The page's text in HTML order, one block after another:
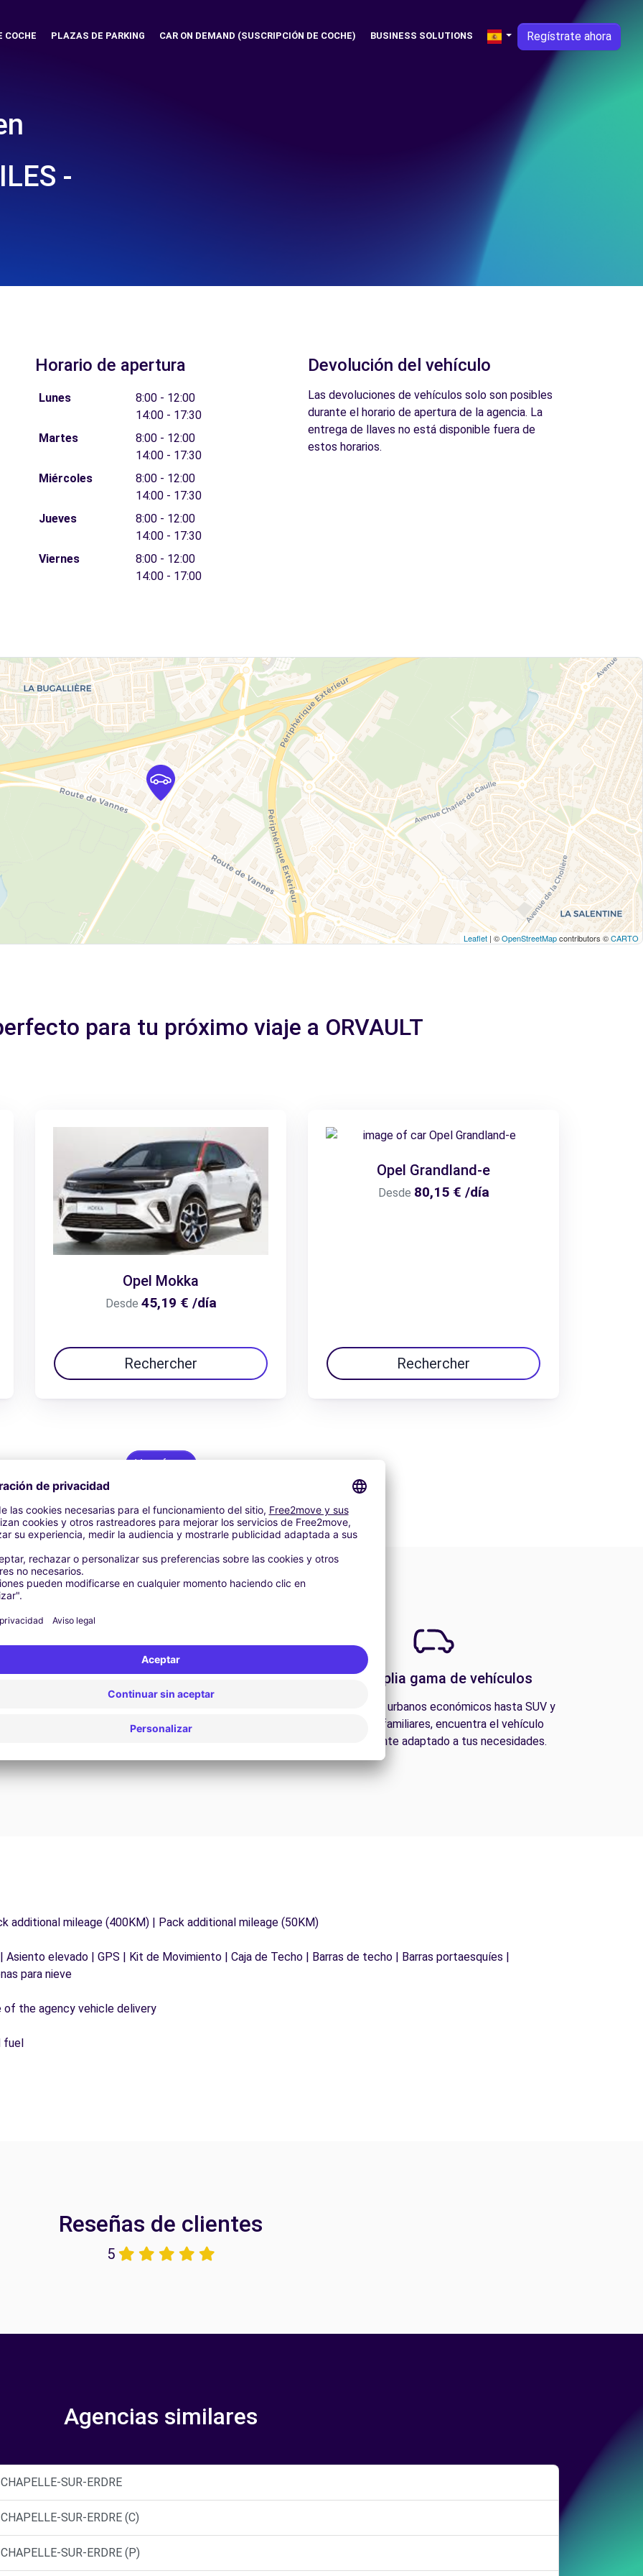
COCHE PLAZAS DE PARKING CAR ON DEMAND (SUSCRIPCIÓN DE COCHE) BUSINESS SOLUTIONS Regístrate ahora
-
Horario de apertura
Lunes
8:00 - 12:00
14:00 - 17:30
Martes
8:00 - 12:00
14:00 - 17:30
Miércoles
8:00 - 12:00
14:00 - 17:30
Jueves
8:00 - 12:00
14:00 - 17:30
Viernes
8:00 - 12:00
14:00 - 17:00
Devolución del vehículo
Las devoluciones de vehículos solo son posibles
durante el horario de apertura de la agencia. La
entrega de llaves no está disponible fuera de
estos horarios.
Leaflet | ©OpenStreetMapcontributors ©CARTO
para tu próximo viaje a ORVAULT
Opel Mokka
Desde 45,19 € /día
Rechercher
Opel Grandland-e
Desde 80,15 € /día
Rechercher
Ver oferta
Asistencia 24/7
asistencia está disponible en cualquier momento
Una amplia gama de vehículos
Desde coches urbanos económicos hasta SUV y
furgonetas familiares, encuentra el vehículo
perfectamente adaptado a tus necesidades.
additional mileage (400KM) | Pack additional mileage (50KM)
elevado | GPS | Kit de Movimiento | Caja de Techo | Barras de techo | Barras portaesquíes |
para nieve
the agency vehicle delivery
fuel
Reseñas de clientes
5
Agencias similares
SUR-ERDRE
SUR-ERDRE (C)
SUR-ERDRE (P)